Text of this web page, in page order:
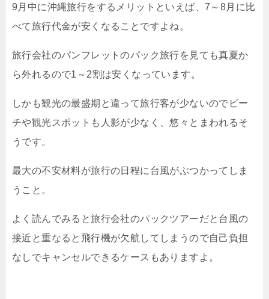
9月中に沖縄旅行をするメリットといえば、7～8月に比
べて旅行代金が安くなることですよね。
旅行会社のパンフレットのパック旅行を見ても真夏か
ら外れるので1～2割は安くなっています。
しかも観光の最盛期と違って旅行客が少ないのでビー
チや観光スポットも人影が少なく、悠々とまわれるそ
うです。
最大の不安材料が旅行の日程に台風がぶつかってしま
うこと。
よく読んでみると旅行会社のパックツアーだと台風の
接近と重なると飛行機が欠航してしまうので自己負担
なしでキャンセルできるケースもありますよ。